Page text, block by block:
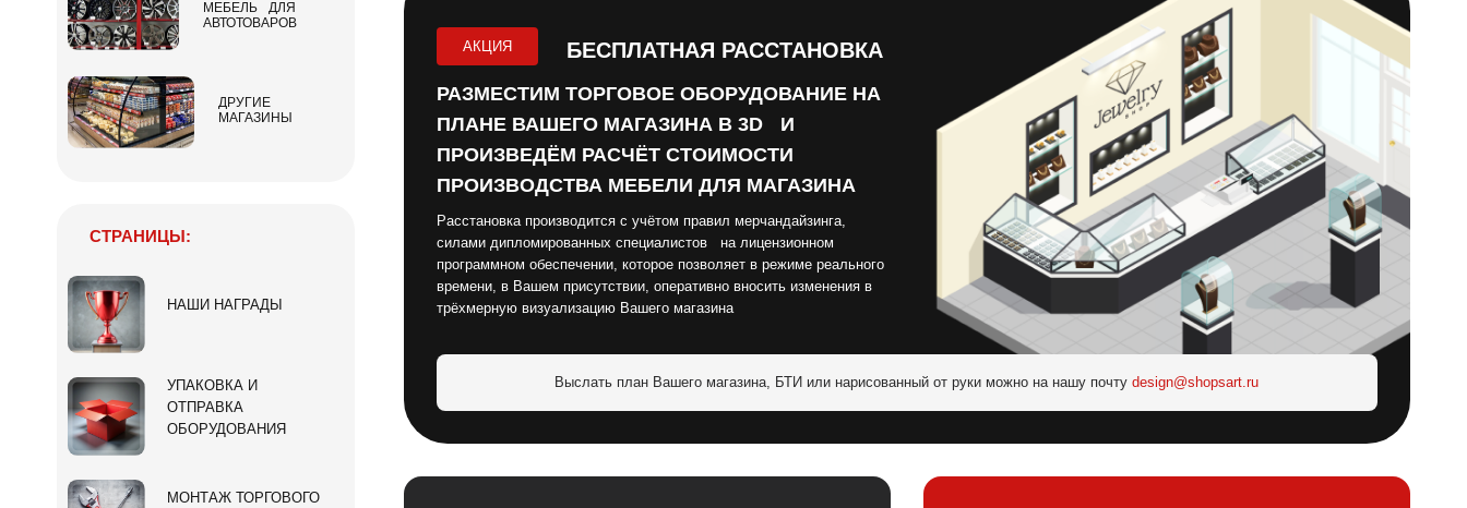
АКЦИЯ БЕСПЛАТНАЯ РАССТАНОВКА
РАЗМЕСТИМ ТОРГОВОЕ ОБОРУДОВАНИЕ НА
ПЛАНЕ ВАШЕГО МАГАЗИНА В 3D И
ПРОИЗВЕДЁМ РАСЧЁТ СТОИМОСТИ
ПРОИЗВОДСТВА МЕБЕЛИ ДЛЯ МАГАЗИНА
Расстановка производится с учётом правил мерчандайзинга,
силами дипломированных специалистов на лицензионном
программном обеспечении, которое позволяет в режиме реального
времени, в Вашем присутствии, оперативно вносить изменения в
трёхмерную визуализацию Вашего магазина
Выслать план Вашего магазина, БТИ или нарисованный от руки можно на нашу почтуdesign@shopsart.ru
МЕБЕЛЬ ДЛЯ
АВТОТОВАРОВ
ДРУГИЕ
МАГАЗИНЫ
СТРАНИЦЫ:
НАШИ НАГРАДЫ
УПАКОВКА И
ОТПРАВКА
ОБОРУДОВАНИЯ
МОНТАЖ ТОРГОВОГО